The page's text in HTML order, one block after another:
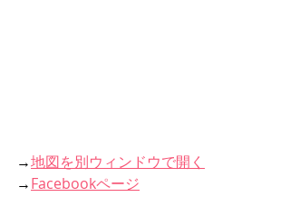
→地図を別ウィンドウで開く
→Facebookページ